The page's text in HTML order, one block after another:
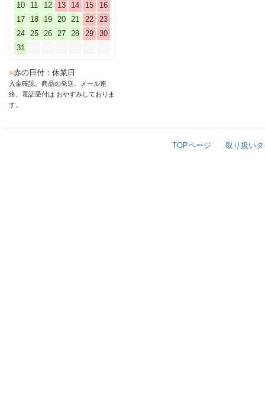
10
11 12 13 14 15
16
17
18 19 20 21 22
23
24
25 26 27 28 29
30
31
■赤の日付：休業日
入金確認、商品の発送、メール連
絡、電話受付は おやすみしておりま
す。
TOPページ 取り扱い